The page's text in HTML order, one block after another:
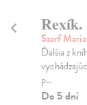
Rexík.
Szarf Maria
Ďalšia z
p...
Do 5 dní